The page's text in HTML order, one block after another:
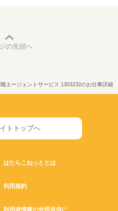
の先頭へ
エージェントサービス 1303232のお仕事詳細
トトップへ
はたらこねっととは
利用規約
利用者情報の外部送信に